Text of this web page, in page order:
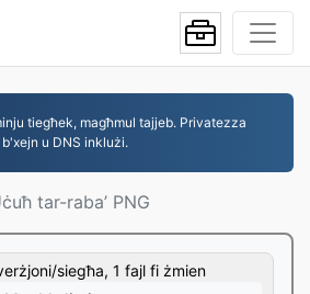
tiegħek, magħmul tajjeb. Privatezza
b'xejn u DNS inklużi.
tar-raba’ PNG
siegħa, 1 fajl fi żmien